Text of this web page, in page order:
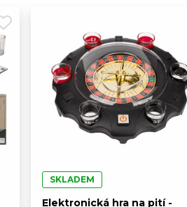
SKLADEM
Elektronická hra na pití -